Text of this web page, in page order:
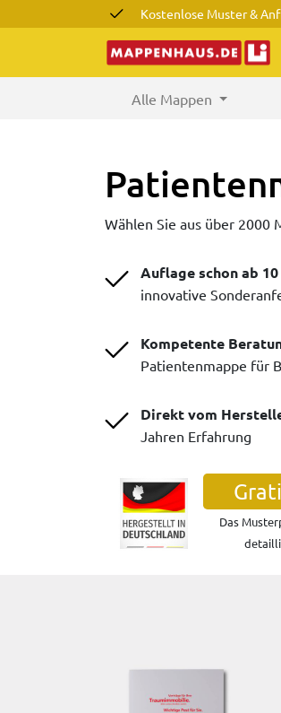
Kostenlose Muster &
Alle Mappen (current)
Wählen Sie aus über 2000
Auflage schon ab
innovative
Kompetente
Patientenmappe für
Direkt vom
Jahren Erfahrung
Das